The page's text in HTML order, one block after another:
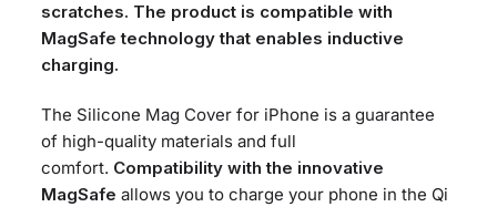
scratches. The product is compatible with
MagSafe technology that enables inductive
charging.
The Silicone Mag Cover for iPhone is a guarantee
of high-quality materials and full
comfort. Compatibility with the innovative
MagSafeallows you to charge your phone in the Qi